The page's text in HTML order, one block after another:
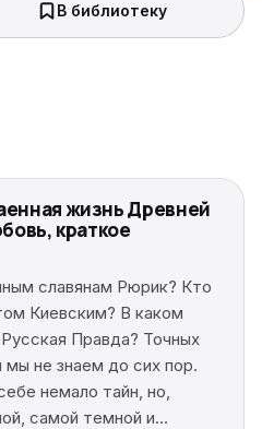
В библиотеку
жизнь Древней
краткое
славянам Рюрик? Кто
Киевским? В каком
Правда? Точных
не знаем до сих пор.
немало тайн, но,
самой темной и